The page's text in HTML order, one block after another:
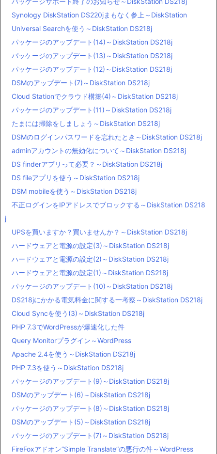
Synology DiskStation DS220jまもなく参上～DiskStation
Universal Searchを使う～DiskStation DS218j
パッケージのアップデート(14)～DiskStation DS218j
パッケージのアップデート(13)～DiskStation DS218j
パッケージのアップデート(12)～DiskStation DS218j
DSMのアップデート(7)～DiskStation DS218j
Cloud Stationでクラウド構築(4)～DiskStation DS218j
パッケージのアップデート(11)～DiskStation DS218j
たまには掃除をしましょう～DiskStation DS218j
DSMのログインパスワードを忘れたとき～DiskStation DS218j
adminアカウントの無効化について～DiskStation DS218j
DS finderアプリって必要？～DiskStation DS218j
DS fileアプリを使う～DiskStation DS218j
DSM mobileを使う～DiskStation DS218j
不正ログインをIPアドレスでブロックする～DiskStation DS218
j
UPSを買いますか？買いませんか？～DiskStation DS218j
ハードウェアと電源の設定(3)～DiskStation DS218j
ハードウェアと電源の設定(2)～DiskStation DS218j
ハードウェアと電源の設定(1)～DiskStation DS218j
パッケージのアップデート(10)～DiskStation DS218j
DS218jにかかる電気料金に関する一考察～DiskStation DS218j
Cloud Syncを使う(3)～DiskStation DS218j
PHP 7.3でWordPressが爆速化した件
Query Monitorプラグイン～WordPress
Apache 2.4を使う～DiskStation DS218j
PHP 7.3を使う～DiskStation DS218j
パッケージのアップデート(9)～DiskStation DS218j
DSMのアップデート(6)～DiskStation DS218j
パッケージのアップデート(8)～DiskStation DS218j
DSMのアップデート(5)～DiskStation DS218j
パッケージのアップデート(7)～DiskStation DS218j
FireFoxアドオン”Simple Translate”の悪行の件～WordPress